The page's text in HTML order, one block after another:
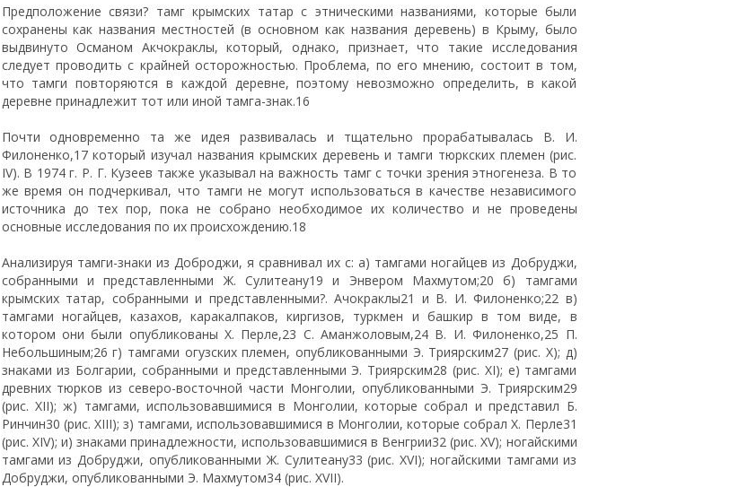
Предположение связи? тамг крымских татар с этническими названиями, которые были
сохранены как названия местностей (в основном как названия деревень) в Крыму, было
выдвинуто Османом Акчокраклы, который, однако, признает, что такие исследования
следует проводить с крайней осторожностью. Проблема, по его мнению, состоит в том,
что тамги повторяются в каждой деревне, поэтому невозможно определить, в какой
деревне принадлежит тот или иной тамга-знак.16
Почти одновременно та же идея развивалась и тщательно прорабатывалась В. И.
Филоненко,17 который изучал названия крымских деревень и тамги тюркских племен (рис.
IV). В 1974 г. Р. Г. Кузеев также указывал на важность тамг с точки зрения этногенеза. В то
же время он подчеркивал, что тамги не могут использоваться в качестве независимого
источника до тех пор, пока не собрано необходимое их количество и не проведены
основные исследования по их происхождению.18
Анализируя тамги-знаки из Доброджи, я сравнивал их с: а) тамгами ногайцев из Добруджи,
собранными и представленными Ж. Сулитеану19 и Энвером Махмутом;20 б) тамгами
крымских татар, собранными и представленными?. Ачокраклы21 и В. И. Филоненко;22 в)
тамгами ногайцев, казахов, каракалпаков, киргизов, туркмен и башкир в том виде, в
котором они были опубликованы X. Перле,23 С. Аманжоловым,24 В. И. Филоненко,25 П.
Небольшиным;26 г) тамгами огузских племен, опубликованными Э. Триярским27 (рис. X); д)
знаками из Болгарии, собранными и представленными Э. Триярским28 (рис. XI); е) тамгами
древних тюрков из северо-восточной части Монголии, опубликованными Э. Триярским29
(рис. XII); ж) тамгами, использовавшимися в Монголии, которые собрал и представил Б.
Ринчин30 (рис. XIII); з) тамгами, использовавшимися в Монголии, которые собрал X. Перле31
(рис. XIV); и) знаками принадлежности, использовавшимися в Венгрии32 (рис. XV); ногайскими
тамгами из Добруджи, опубликованными Ж. Сулитеану33 (рис. XVI); ногайскими тамгами из
Добруджи, опубликованными Э. Махмутом34 (рис. XVII).